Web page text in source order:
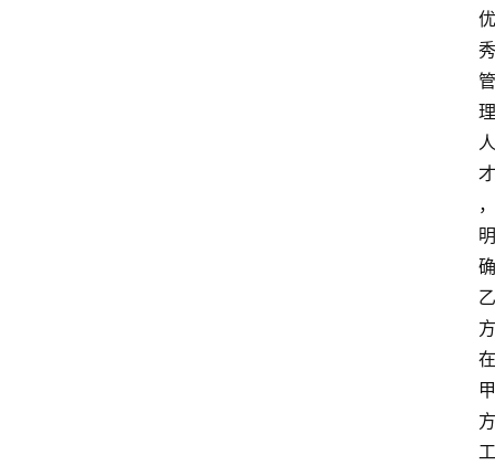
优
秀
管
理
人
才
，
明
确
乙
方
在
甲
方
工